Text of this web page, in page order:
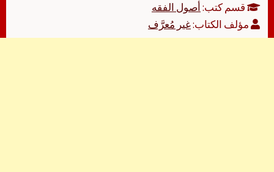
قسم كتب:أصول الفقه
مؤلف الكتاب:غير مُعرَّف